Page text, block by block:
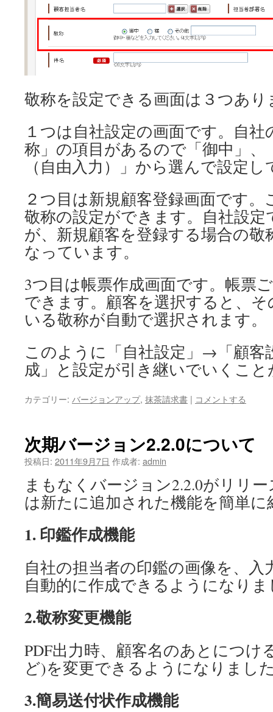
敬称を設定できる画面は３つあり
１つは自社設定の画面です。自社
称」の項目があるので「御中」、
（自由入力）」から選んで設定
２つ目は新規顧客登録画面です
敬称の設定ができます。自社設定
が、新規顧客を登録する場合の
なっています。
3つ目は帳票作成画面です。帳票
できます。顧客を選択すると、
いる敬称が自動で選択されます。
このように「自社設定」→「顧
成」と設定が引き継いでいくこ
カテゴリー: バージョンアップ, 抹茶請求書 | コメントする
次期バージョン2.2.0について
投稿日: 2011年9月7日 作成者: admin
まもなくバージョン2.2.0がリリ
は新たに追加された機能を簡単
1. 印鑑作成機能
自社の担当者の印鑑の画像を、
自動的に作成できるようになり
2.敬称変更機能
PDF出力時、顧客名のあとにつけ
ど)を変更できるようになりまし
3.簡易送付状作成機能